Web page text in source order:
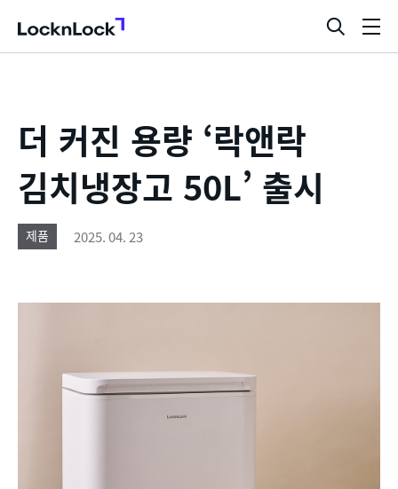
LocknLock
검
색
더 커진 용량 ‘락앤락
김치냉장고 50L’ 출시
제품 2025. 04. 23